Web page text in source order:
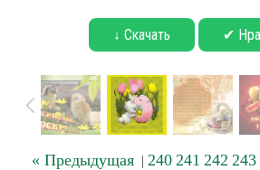
↓ Скачать ✔
« Предыдущая| 240 241 242 243